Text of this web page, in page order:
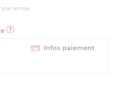
remise.
Infos paiement